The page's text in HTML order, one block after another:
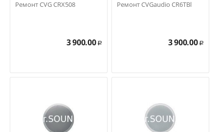
Ремонт CVG CRX508
3 900.00 Р
Ремонт CVGaudio CR6TBl
3 900.00 Р